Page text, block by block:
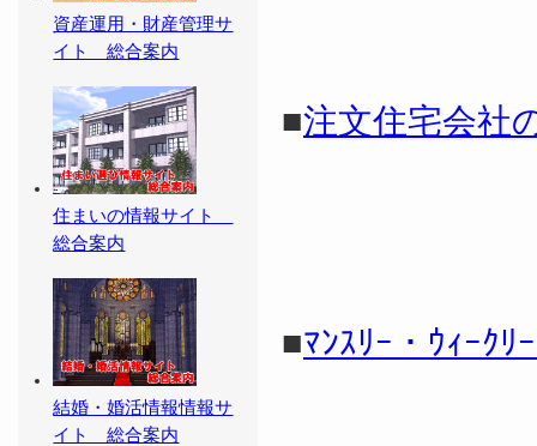
■注文住宅会社
■ﾏﾝｽﾘｰ・ｳｨｰｸﾘ
資産運用・財産管理サ
イト 総合案内
住まいの情報サイト
総合案内
結婚・婚活情報情報サ
イト 総合案内